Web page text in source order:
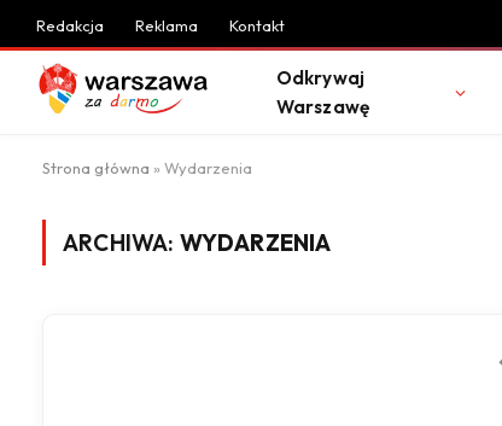
Redakcja Reklama Kontakt
Odkrywaj
Warszawę
Strona główna » Wydarzenia
ARCHIWA: WYDARZENIA